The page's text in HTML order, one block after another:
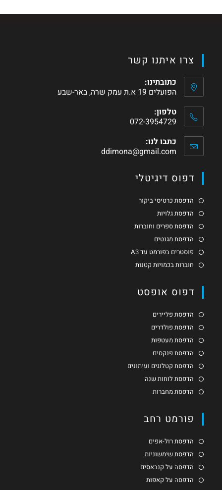
צרו איתנו קשר
כתובתינו:
הפועלים 19 א.ת עמק שרה, באר-שבע
טלפון:
072-3954729
כתבו לנו:
ddimona@gmail.com
דפוס דיגיטלי
הדפסת כרטיסי ביקור
הדפסת גלויות
הדפסת ספרים וחוברות
הדפסת מגנטים
פוסטרים בפורמט עד A3
חוברות בכמויות קטנות
דפוס אופסט
הדפסת פליירים
הדפסת פולדרים
הדפסת מעטפות
הדפסת פנקסים
הדפסת קטלוגים ועיתונים
הדפסת לוחות שנה
הדפסת מחברות
פורמט רחב
הדפסת רול-אפים
הדפסת שימשוניות
הדפסה על קנבאסים
הדפסה על קאפות